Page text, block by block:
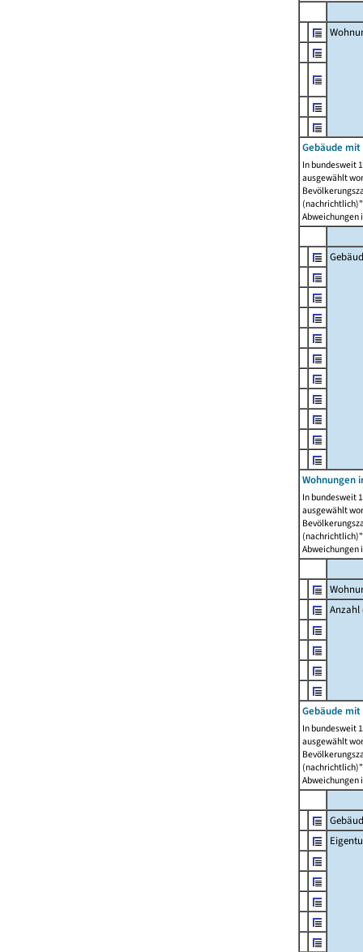
Gebäude
In bundesweit
ausgewählt
Abweichungen
Wohnungen
In bundesweit
ausgewählt
Abweichungen
Anzahl
Gebäude
In bundesweit
ausgewählt
Abweichungen